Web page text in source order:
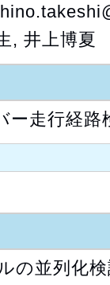
, 井上博夏
ー走行経路
の並列化